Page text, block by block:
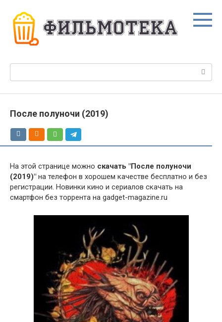
контенту
После полуночи (2019)
На этой странице можно скачать "После полуночи
(2019)" на телефон в хорошем качестве бесплатно и без
регистрации. Новинки кино и сериалов скачать на
смартфон без торрента на gadget-magazine.ru